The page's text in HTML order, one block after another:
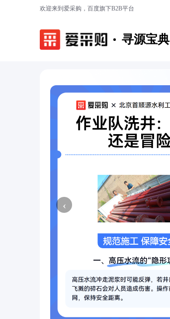
欢迎来到爱采购，百度旗下B2B平台
寻源宝典
‹